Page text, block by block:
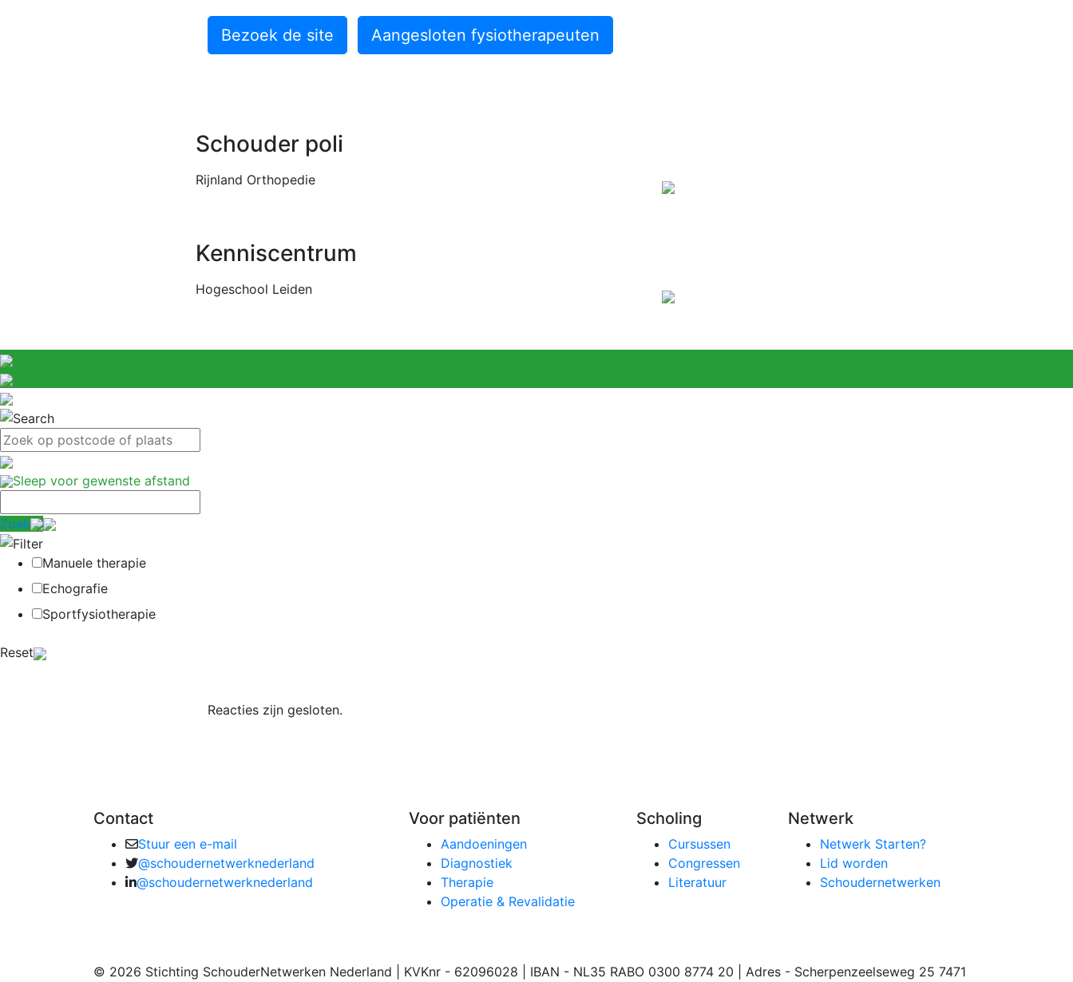
Bezoek de site Aangesloten fysiotherapeuten
Schouder poli
Rijnland Orthopedie
Kenniscentrum
Hogeschool Leiden
Sleep voor gewenste afstand
Zoek
Manuele therapie
Echografie
Sportfysiotherapie
Reset
Reacties zijn gesloten.
Contact
Stuur een e-mail
@schoudernetwerknederland
@schoudernetwerknederland
Voor patiënten
Aandoeningen
Diagnostiek
Therapie
Operatie & Revalidatie
Scholing
Cursussen
Congressen
Literatuur
Netwerk
Netwerk Starten?
Lid worden
Schoudernetwerken
© 2026 Stichting SchouderNetwerken Nederland | KVKnr - 62096028 | IBAN - NL35 RABO 0300 8774 20 | Adres - Scherpenzeelseweg 25 7471